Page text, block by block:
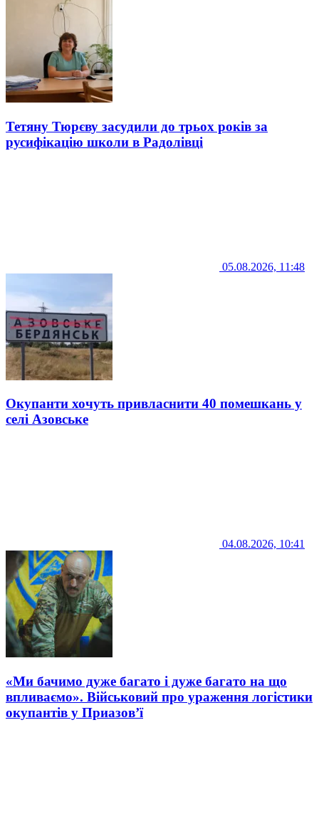
Тетяну Тюрєву засудили до трьох років за
русифікацію школи в Радолівці
05.08.2026, 11:48
Окупанти хочуть привласнити 40 помешкань у
селі Азовське
04.08.2026, 10:41
«Ми бачимо дуже багато і дуже багато на що
впливаємо». Військовий про ураження логістики
окупантів у Приазов’ї